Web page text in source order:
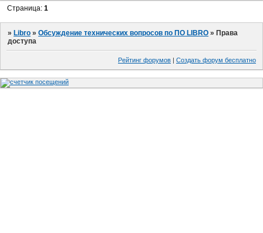
Страница:1
» Libro »Обсуждение технических вопросов по ПО LIBRO » Права
доступа
Рейтинг форумов | Создать форум бесплатно